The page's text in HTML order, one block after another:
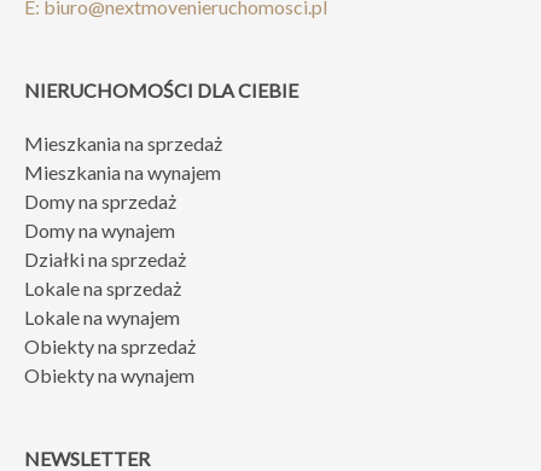
E: biuro@nextmovenieruchomosci.pl
NIERUCHOMOŚCI DLA CIEBIE
Mieszkania na sprzedaż
Mieszkania na wynajem
Domy na sprzedaż
Domy na wynajem
Działki na sprzedaż
Lokale na sprzedaż
Lokale na wynajem
Obiekty na sprzedaż
Obiekty na wynajem
NEWSLETTER